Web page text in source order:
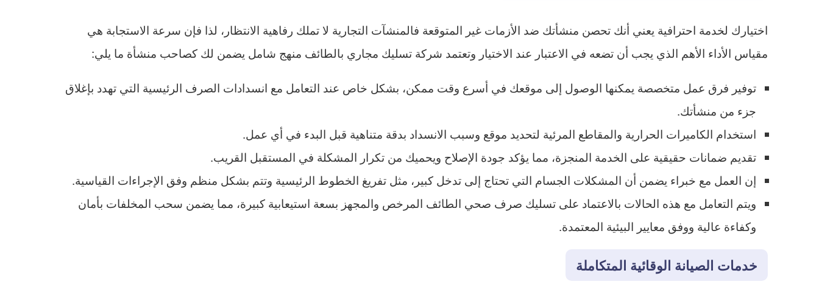
اختيارك لخدمة احترافية يعني أنك تحصن منشأتك ضد الأزمات غير المتوقعة فالمنشآت التجارية لا تملك رفاهية الانتظار، لذا فإن سرعة الاستجابة هي
مقياس الأداء الأهم الذي يجب أن تضعه في الاعتبار عند الاختيار وتعتمد شركة تسليك مجاري بالطائف منهج شامل يضمن لك كصاحب منشأة ما يلي:
توفير فرق عمل متخصصة يمكنها الوصول إلى موقعك في أسرع وقت ممكن، بشكل خاص عند التعامل مع انسدادات الصرف الرئيسية التي تهدد بإغلاق
جزء من منشأتك.
استخدام الكاميرات الحرارية والمقاطع المرئية لتحديد موقع وسبب الانسداد بدقة متناهية قبل البدء في أي عمل.
تقديم ضمانات حقيقية على الخدمة المنجزة، مما يؤكد جودة الإصلاح ويحميك من تكرار المشكلة في المستقبل القريب.
إن العمل مع خبراء يضمن أن المشكلات الجسام التي تحتاج إلى تدخل كبير، مثل تفريغ الخطوط الرئيسية وتتم بشكل منظم وفق الإجراءات القياسية.
ويتم التعامل مع هذه الحالات بالاعتماد على تسليك صرف صحي الطائف المرخص والمجهز بسعة استيعابية كبيرة، مما يضمن سحب المخلفات بأمان
وكفاءة عالية ووفق معايير البيئية المعتمدة.
خدمات الصيانة الوقائية المتكاملة